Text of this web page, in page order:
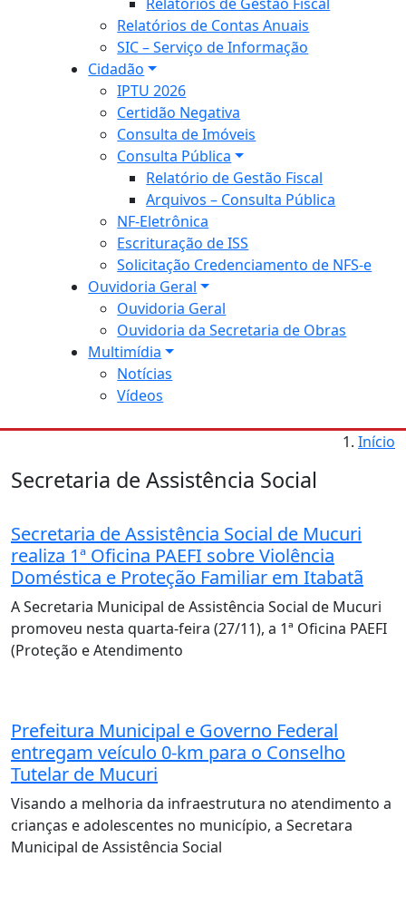
Relatórios de Contas Anuais
SIC – Serviço de Informação
Cidadão
IPTU 2026
Certidão Negativa
Consulta de Imóveis
Consulta Pública
Relatório de Gestão Fiscal
Arquivos – Consulta Pública
NF-Eletrônica
Escrituração de ISS
Solicitação Credenciamento de NFS-e
Ouvidoria Geral
Ouvidoria Geral
Ouvidoria da Secretaria de Obras
Multimídia
Notícias
Vídeos
Início
Secretaria de Assistência Social
Secretaria de Assistência Social de Mucuri
realiza 1ª Oficina PAEFI sobre Violência
Doméstica e Proteção Familiar em Itabatã
A Secretaria Municipal de Assistência Social de Mucuri
promoveu nesta quarta-feira (27/11), a 1ª Oficina PAEFI
(Proteção e Atendimento
Prefeitura Municipal e Governo Federal
entregam veículo 0-km para o Conselho
Tutelar de Mucuri
Visando a melhoria da infraestrutura no atendimento a
crianças e adolescentes no município, a Secretara
Municipal de Assistência Social